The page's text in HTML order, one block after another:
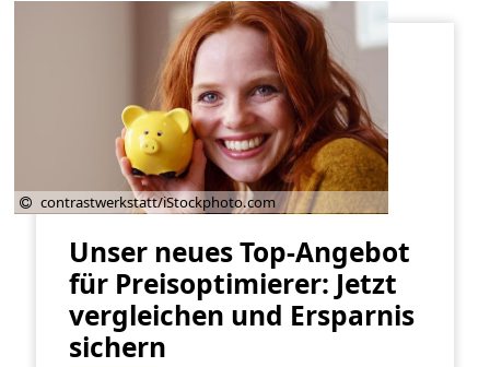
contrastwerkstatt/iStockphoto.com
Unser neues Top-Angebot
für Preisoptimierer: Jetzt
vergleichen und Ersparnis
sichern